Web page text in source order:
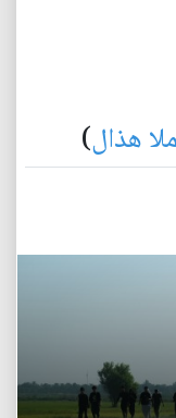
هذال)